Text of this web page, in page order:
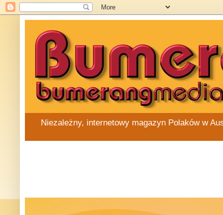
Niezależny, internetowy magazyn Polaków w